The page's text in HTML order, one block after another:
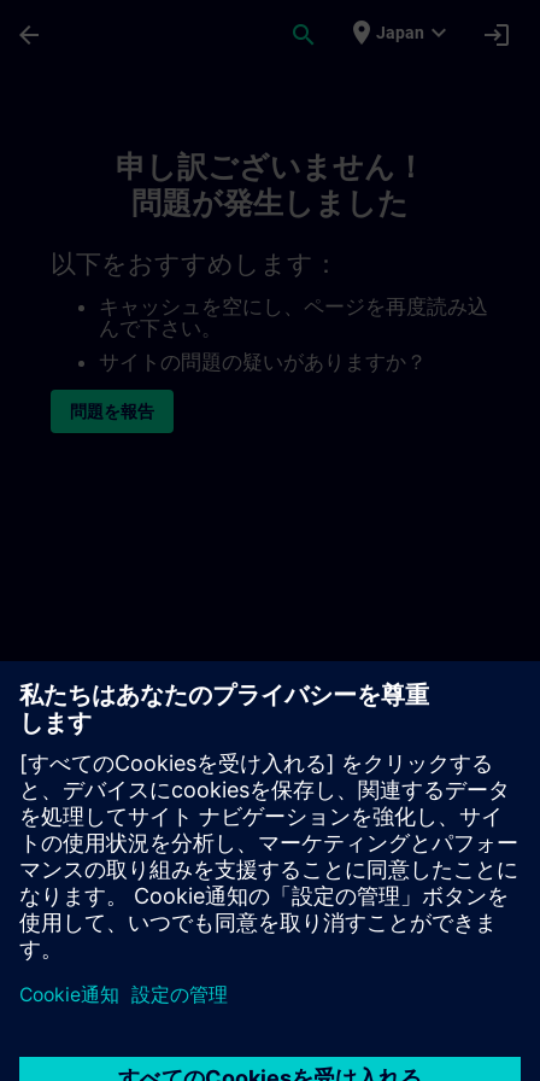
arrow_back search place Japan expand_more login
申し訳ございません！
問題が発生しました
以下をおすすめします：
キャッシュを空にし、ページを再度読み込
んで下さい。
サイトの問題の疑いがありますか？
問題を報告